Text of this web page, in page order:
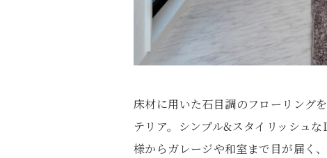
床材に用いた石目調のフローリング
テリア。シンプル&スタイリッシュ
様からガレージや和室まで目が届く